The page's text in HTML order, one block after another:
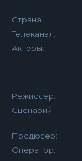
Страна:
Телеканал:
Актеры:
Режиссер:
Сценарий:
Продюсер:
Оператор: